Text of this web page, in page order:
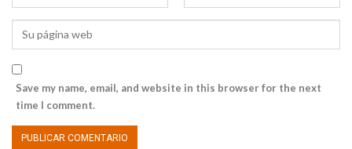
Save my name, email, and website in this browser for the next
time I comment.